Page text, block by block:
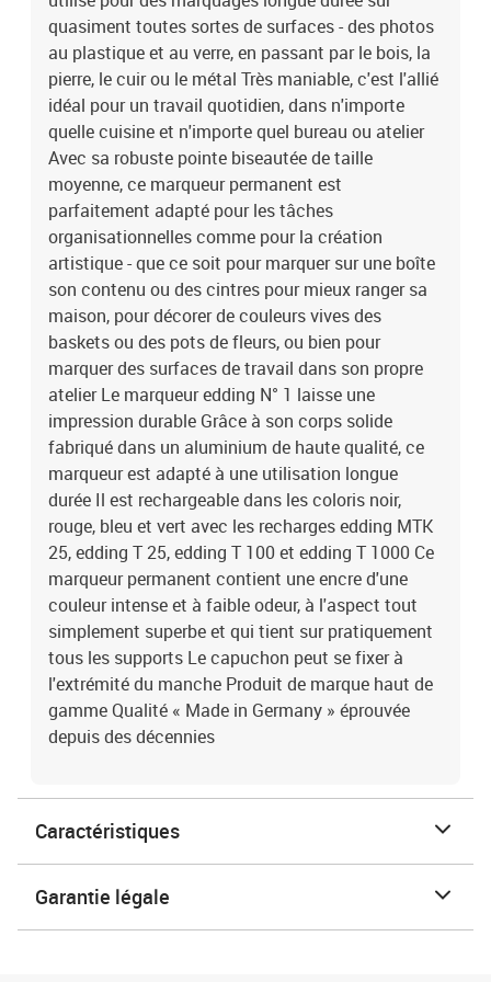
quasiment toutes sortes de surfaces - des photos
au plastique et au verre, en passant par le bois, la
pierre, le cuir ou le métal Très maniable, c'est l'allié
idéal pour un travail quotidien, dans n'importe
quelle cuisine et n'importe quel bureau ou atelier
Avec sa robuste pointe biseautée de taille
moyenne, ce marqueur permanent est
parfaitement adapté pour les tâches
organisationnelles comme pour la création
artistique - que ce soit pour marquer sur une boîte
son contenu ou des cintres pour mieux ranger sa
maison, pour décorer de couleurs vives des
baskets ou des pots de fleurs, ou bien pour
marquer des surfaces de travail dans son propre
atelier Le marqueur edding N° 1 laisse une
impression durable Grâce à son corps solide
fabriqué dans un aluminium de haute qualité, ce
marqueur est adapté à une utilisation longue
durée Il est rechargeable dans les coloris noir,
rouge, bleu et vert avec les recharges edding MTK
25, edding T 25, edding T 100 et edding T 1000 Ce
marqueur permanent contient une encre d'une
couleur intense et à faible odeur, à l'aspect tout
simplement superbe et qui tient sur pratiquement
tous les supports Le capuchon peut se fixer à
l'extrémité du manche Produit de marque haut de
gamme Qualité « Made in Germany » éprouvée
depuis des décennies
Caractéristiques
Garantie légale